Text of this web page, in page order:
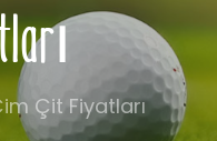
Çit Fiyatları